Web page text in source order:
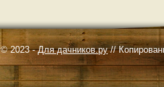
© 2023 -Для дачников.ру//